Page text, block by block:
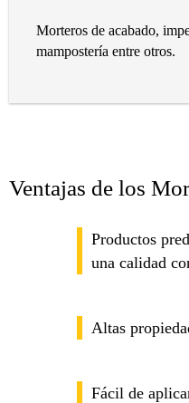
Morteros de acabado,
mampostería entre otros.
Ventajas de los
Productos
una calidad
Altas
Fácil de